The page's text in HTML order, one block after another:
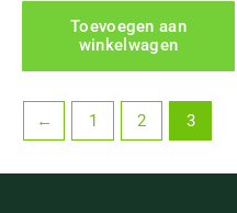
Toevoegen aan
winkelwagen
← 1 2 3